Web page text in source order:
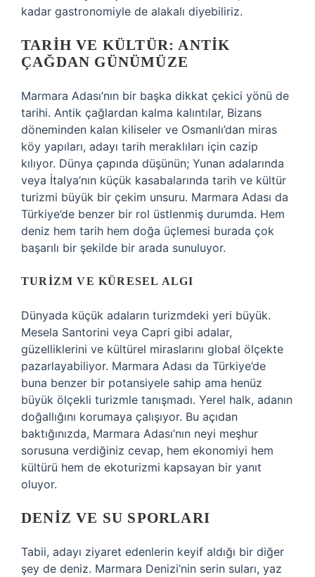
kadar gastronomiyle de alakalı diyebiliriz.
TARIH VE KÜLTÜR: ANTIK
ÇAĞDAN GÜNÜMÜZE
Marmara Adası’nın bir başka dikkat çekici yönü de
tarihi. Antik çağlardan kalma kalıntılar, Bizans
döneminden kalan kiliseler ve Osmanlı’dan miras
köy yapıları, adayı tarih meraklıları için cazip
kılıyor. Dünya çapında düşünün; Yunan adalarında
veya İtalya’nın küçük kasabalarında tarih ve kültür
turizmi büyük bir çekim unsuru. Marmara Adası da
Türkiye’de benzer bir rol üstlenmiş durumda. Hem
deniz hem tarih hem doğa üçlemesi burada çok
başarılı bir şekilde bir arada sunuluyor.
TURIZM VE KÜRESEL ALGI
Dünyada küçük adaların turizmdeki yeri büyük.
Mesela Santorini veya Capri gibi adalar,
güzelliklerini ve kültürel miraslarını global ölçekte
pazarlayabiliyor. Marmara Adası da Türkiye’de
buna benzer bir potansiyele sahip ama henüz
büyük ölçekli turizmle tanışmadı. Yerel halk, adanın
doğallığını korumaya çalışıyor. Bu açıdan
baktığınızda, Marmara Adası’nın neyi meşhur
sorusuna verdiğiniz cevap, hem ekonomiyi hem
kültürü hem de ekoturizmi kapsayan bir yanıt
oluyor.
DENIZ VE SU SPORLARI
Tabii, adayı ziyaret edenlerin keyif aldığı bir diğer
şey de deniz. Marmara Denizi’nin serin suları, yaz